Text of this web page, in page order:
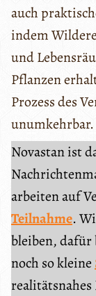
auch
indem
und
Pflanzen
Prozess des
unumkehrbar.
Novastan ist
arbeiten auf
Teilnahme.
bleiben, dafür
noch so kleine